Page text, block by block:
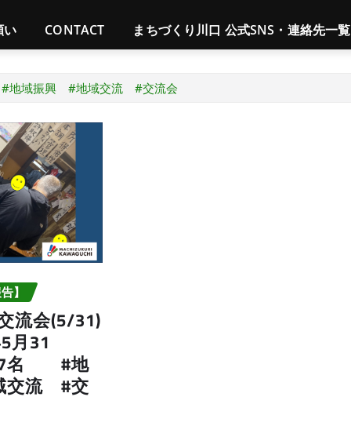
い CONTACT まちづくり川口 公式SNS・連絡先一覧
地域振興 #地域交流 #交流会
】
流会(5/31)
月31
7名 #地
交流 #交